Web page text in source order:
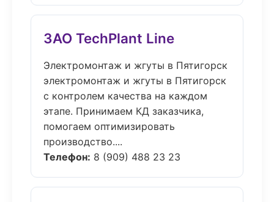
ЗАО TechPlant Line
Электромонтаж и жгуты в Пятигорск
электромонтаж и жгуты в Пятигорск
с контролем качества на каждом
этапе. Принимаем КД заказчика,
помогаем оптимизировать
производство....
Телефон: 8 (909) 488 23 23